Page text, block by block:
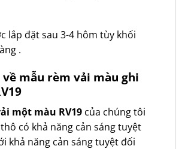
lắp đặt sau 3-4 hôm tùy khối
.
mẫu rèm vải màu ghi
một màu RV19 của chúng tôi
có khả năng cản sáng tuyệt
khả năng cản sáng tuyệt đối